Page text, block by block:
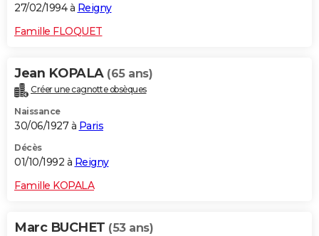
27/02/1994 à Reigny
Famille FLOQUET
Jean KOPALA (65 ans)
Créer une cagnotte obsèques
Naissance
30/06/1927 à Paris
Décès
01/10/1992 à Reigny
Famille KOPALA
Marc BUCHET (53 ans)